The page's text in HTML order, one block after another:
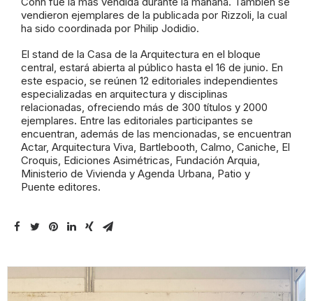
vendieron ejemplares de la publicada por Rizzoli, la cual
ha sido coordinada por Philip Jodidio.
El stand de la Casa de la Arquitectura en el bloque
central, estará abierta al público hasta el 16 de junio. En
este espacio, se reúnen 12 editoriales independientes
especializadas en arquitectura y disciplinas
relacionadas, ofreciendo más de 300 títulos y 2000
ejemplares. Entre las editoriales participantes se
encuentran, además de las mencionadas, se encuentran
Actar, Arquitectura Viva, Bartlebooth, Calmo, Caniche, El
Croquis, Ediciones Asimétricas, Fundación Arquia,
Ministerio de Vivienda y Agenda Urbana, Patio y
Puente editores.